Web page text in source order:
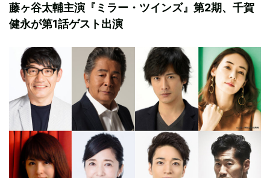
藤ヶ谷太輔主演『ミラー・ツインズ』第2期、千賀
健永が第1話ゲスト出演